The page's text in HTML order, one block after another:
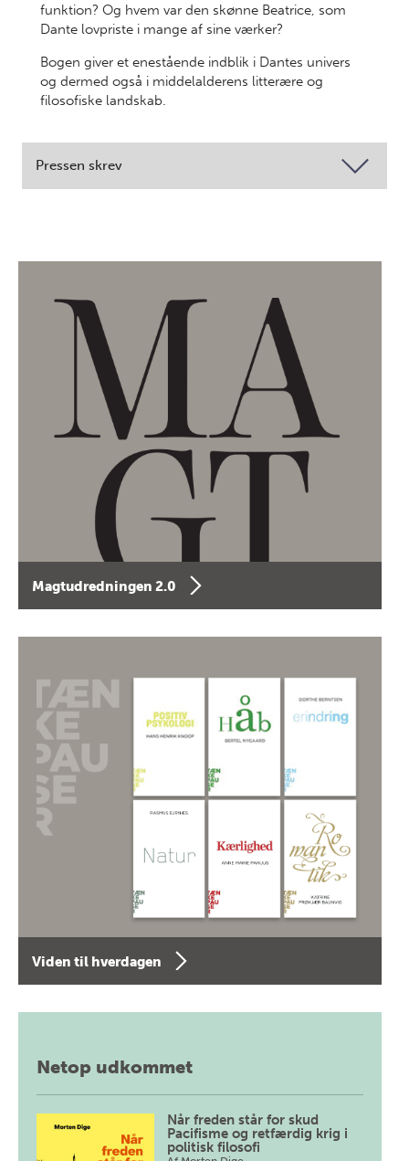
funktion? Og hvem var den skønne Beatrice, som
Dante lovpriste i mange af sine værker?
Bogen giver et enestående indblik i Dantes univers
og dermed også i middelalderens litterære og
filosofiske landskab.
Pressen skrev
Magtudredningen 2.0
Viden til hverdagen
Netop udkommet
Når freden står for skud
Pacifisme og retfærdig krig i
politisk filosofi